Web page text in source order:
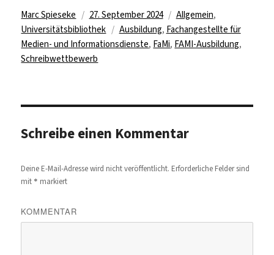
Autor
Marc Spieseke
Veröffentlicht
am
27. September 2024 Kategorien
Allgemein,
Universitätsbibliothek
Schlagwörter
Ausbildung, Fachangestellte für
Medien- und Informationsdienste, FaMi, FAMI-Ausbildung,
Schreibwettbewerb
Schreibe einen Kommentar
Deine E-Mail-Adresse wird nicht veröffentlicht. Erforderliche Felder sind
mit * markiert
KOMMENTAR